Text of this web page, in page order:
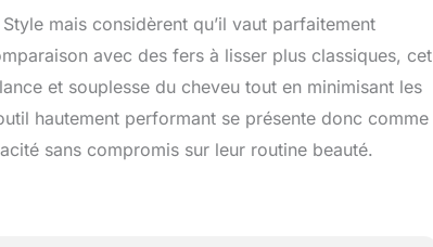
mais considèrent qu’il vaut parfaitement
avec des fers à lisser plus classiques, cet
et souplesse du cheveu tout en minimisant les
hautement performant se présente donc comme
sans compromis sur leur routine beauté.